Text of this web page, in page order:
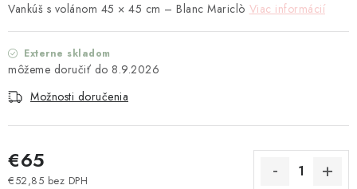
ZNAČKY
Ako nakupovať Doprava a platba
Podmienky ochrany osobných údajov
Vankúš s volánom 45 × 45 cm – Blanc Mariclò Viac informácií
Externe skladom
8.9.2026
Možnosti doručenia
€65
€52,85 bez DPH